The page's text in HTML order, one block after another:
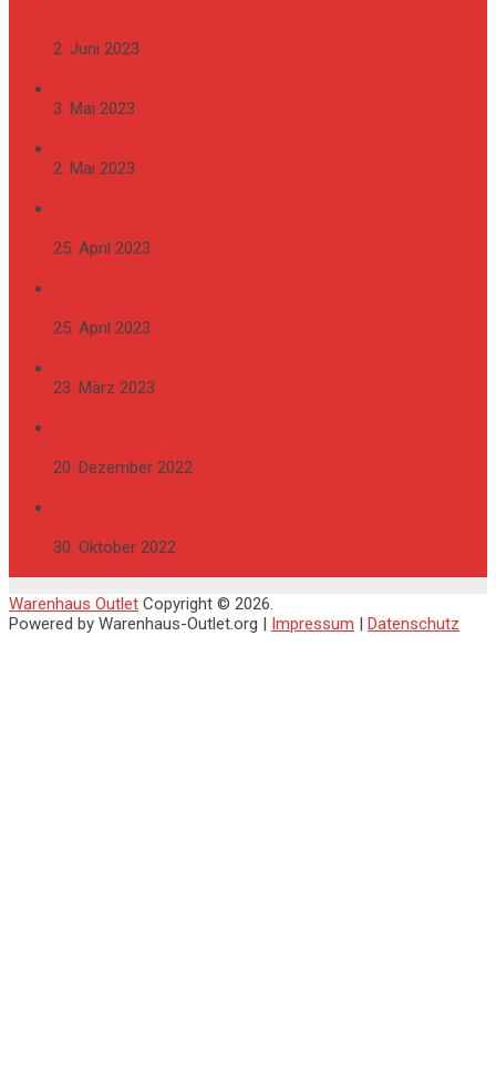
2. Juni 2023
3. Mai 2023
2. Mai 2023
25. April 2023
25. April 2023
23. März 2023
20. Dezember 2022
30. Oktober 2022
Warenhaus Outlet Copyright © 2026.
Powered by Warenhaus-Outlet.org | Impressum | Datenschutz